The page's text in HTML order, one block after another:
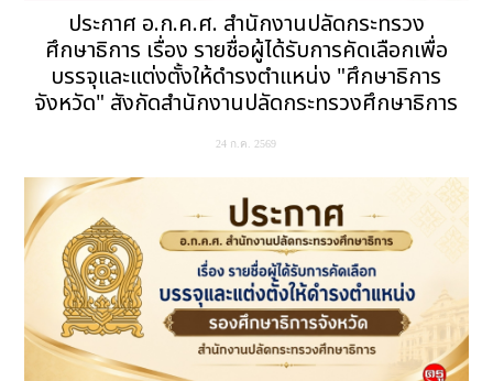
ประกาศ อ.ก.ค.ศ. สำนักงานปลัดกระทรวง
ศึกษาธิการ เรื่อง รายชื่อผู้ได้รับการคัดเลือกเพื่อ
บรรจุและแต่งตั้งให้ดำรงตำแหน่ง "ศึกษาธิการ
จังหวัด" สังกัดสำนักงานปลัดกระทรวงศึกษาธิการ
24 ก.ค. 2569